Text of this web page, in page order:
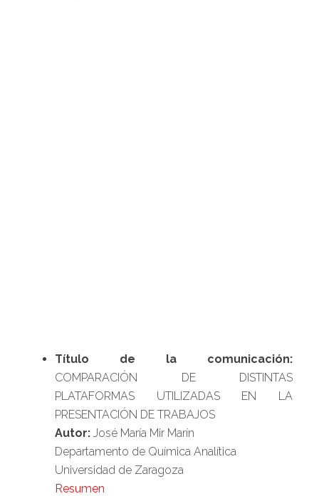
Título de la comunicación:
COMPARACIÓN DE DISTINTAS
PLATAFORMAS UTILIZADAS EN LA
PRESENTACIÓN DE TRABAJOS
Autor:José María Mir Marín
Departamento de Química Analítica
Universidad de Zaragoza
Resumen